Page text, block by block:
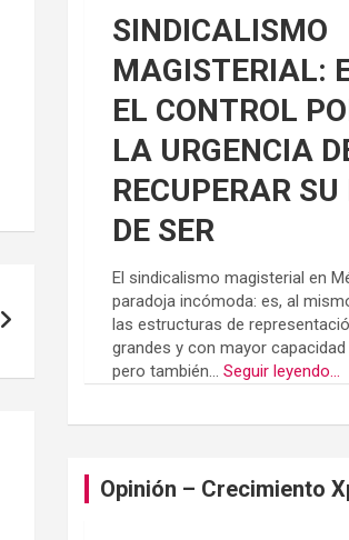
SINDICALISMO
MAGISTERIAL:
EL CONTROL
LA URGENCIA
RECUPERAR
DE SER
El sindicalismo magisterial en
paradoja incómoda: es, al
las estructuras de
grandes y con mayor
pero también...Seguir leyendo...
Opinión – Crecimiento